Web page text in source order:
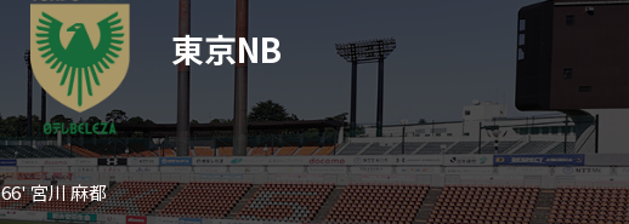
東京NB
66' 宮川 麻都